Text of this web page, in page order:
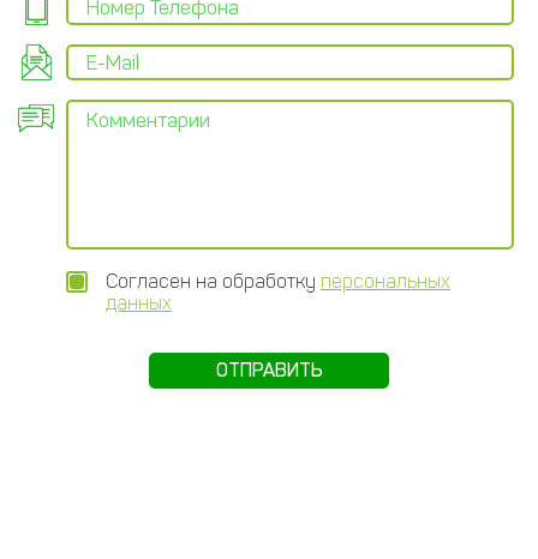
Согласен на обработку персональных
данных